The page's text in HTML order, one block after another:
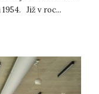
Již v roc...